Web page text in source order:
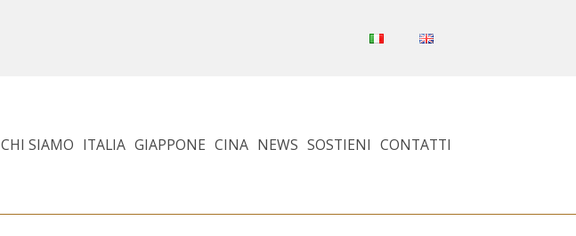
CHI SIAMO ITALIA GIAPPONE CINA NEWS SOSTIENI CONTATTI